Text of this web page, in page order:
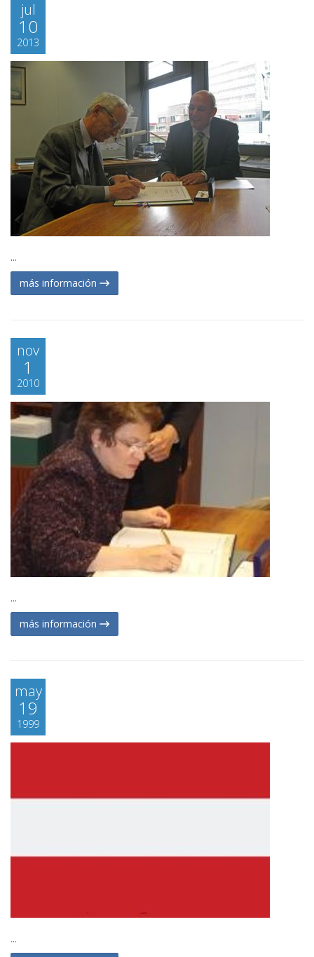
jul
10
2013
...
más información
nov
1
2010
...
más información
may
19
1999
...